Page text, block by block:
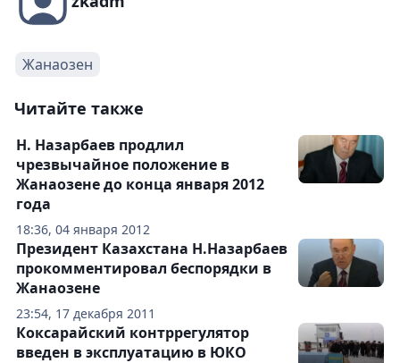
Жанаозен
Читайте также
18:36, 04 января 2012
Н. Назарбаев продлил
чрезвычайное положение в
Жанаозене до конца января 2012
года
23:54, 17 декабря 2011
Президент Казахстана Н.Назарбаев
прокомментировал беспорядки в
Жанаозене
Коксарайский контррегулятор
введен в эксплуатацию в ЮКО